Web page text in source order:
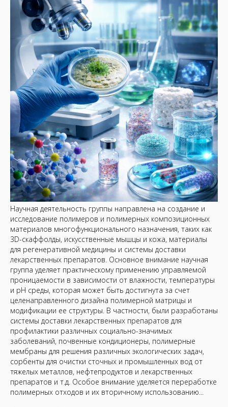
Научная деятельность группы направлена на создание и
исследование полимеров и полимерных композиционных
материалов многофункционального назначения, таких как
3D-скаффолды, искусственные мышцы и кожа, материалы
для регенеративной медицины и системы доставки
лекарственных препаратов. Основное внимание научная
группа уделяет практическому применению управляемой
проницаемости в зависимости от влажности, температуры
и pH среды, которая может быть достигнута за счет
целенаправленного дизайна полимерной матрицы и
модификации ее структуры. В частности, были разработаны
системы доставки лекарственных препаратов для
профилактики различных социально-значимых
заболеваний, почвенные кондиционеры, полимерные
мембраны для решения различных экологических задач,
сорбенты для очистки сточных и промышленных вод от
тяжелых металлов, нефтепродуктов и лекарственных
препаратов и т.д. Особое внимание уделяется переработке
полимерных отходов и их вторичному использованию...